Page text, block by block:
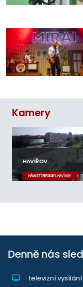
Kamery
HAVÍŘOV
NÁMĚSTÍ REPUBLIKY, HAVÍŘOV
Denně nás
televizní vysílání